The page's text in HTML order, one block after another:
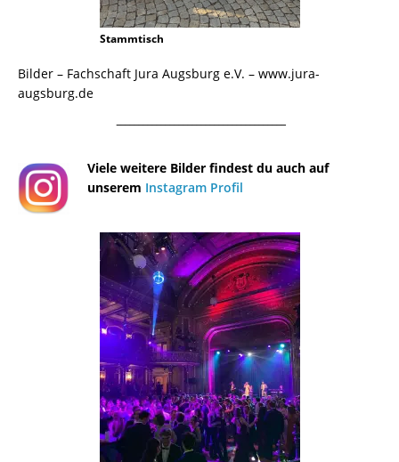
Stammtisch
Bilder – Fachschaft Jura Augsburg e.V. – www.jura-
augsburg.de
¯¯¯¯¯¯¯¯¯¯¯¯¯¯¯¯¯¯¯¯¯¯¯¯¯¯¯¯¯¯¯¯¯¯¯¯¯¯
Viele weitere Bilder findest du auch auf
unserem Instagram Profil